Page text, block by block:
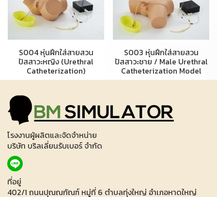
S004 หุ่นฝึกใส่สายสวน
ปัสสาวะหญิง (Urethral
Catheterization)
S003 หุ่นฝึกใส่สายสวน
ปัสสาวะชาย / Male Urethral
Catheterization Model
โรงงานผู้ผลิตและจัดจำหน่าย
บริษัท บริลเลี่ยนรับเบอร์ จำกัด
ที่อยู่
402/1 ถนนปุณณกัณฑ์ หมู่ที่ 6 ตำบลทุ่งใหญ่ อำเภอหาดใหญ่